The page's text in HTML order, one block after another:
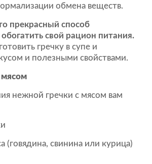
обмена веществ.
прекрасный способ
свой рацион питания.
гречку в супе и
и полезными свойствами.
мясом
нежной гречки с мясом вам
(говядина, свинина или курица)